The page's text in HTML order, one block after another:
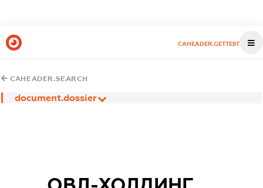
CAHEADER.GETTEST
CAHEADER.SEARCH
document.dossier